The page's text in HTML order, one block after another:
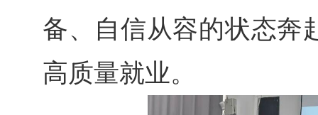
备、自信从容的状态奔
高质量就业。